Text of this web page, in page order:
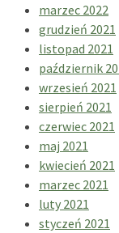
marzec 2022
grudzień 2021
listopad 2021
październik
wrzesień 2021
sierpień 2021
czerwiec 2021
maj 2021
kwiecień 2021
marzec 2021
luty 2021
styczeń 2021